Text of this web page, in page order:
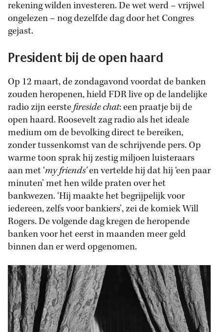
rekening wilden investeren. De wet werd – vrijwel
ongelezen – nog dezelfde dag door het Congres
gejast.
President bij de open haard
Op 12 maart, de zondagavond voordat de banken
zouden heropenen, hield FDR live op de landelijke
radio zijn eerstefireside chat: een praatje bij de
open haard. Roosevelt zag radio als het ideale
medium om de bevolking direct te bereiken,
zonder tussenkomst van de schrijvende pers. Op
warme toon sprak hij zestig miljoen luisteraars
aan met ‘myfriends’en vertelde hij dat hij ‘een paar
minuten’ met hen wilde praten over het
bankwezen. ‘Hij maakte het begrijpelijk voor
iedereen, zelfs voor bankiers’, zei de komiek Will
Rogers. De volgende dag kregen de heropende
banken voor het eerst in maanden meer geld
binnen dan er werd opgenomen.